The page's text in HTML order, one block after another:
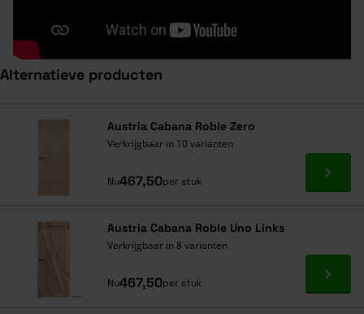
Alternatieve producten
Austria Cabana Roble Zero
Verkrijgbaar in 10 varianten
Nu467,50per stuk Ga
Austria Cabana Roble Uno Links
Verkrijgbaar in 8 varianten
Nu467,50per stuk Ga